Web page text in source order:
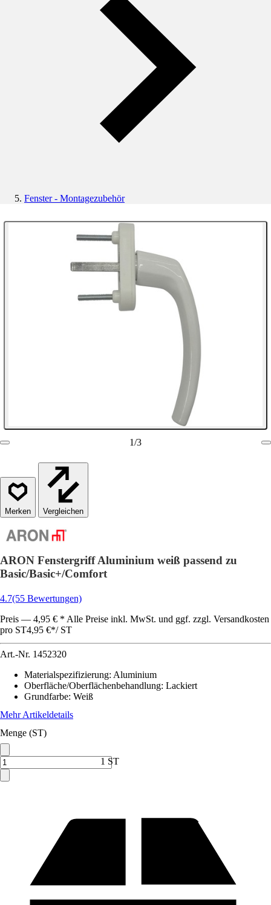
Fenster - Montagezubehör
1/3
Vergleichen
ARON Fenstergriff Aluminium weiß passend zu
Basic/Basic+/Comfort
4.7(55 Bewertungen)
Preis — 4,95 € * Alle Preise inkl. MwSt. und ggf. zzgl. Versandkosten
pro ST4,95 €*/ ST
Art.-Nr. 1452320
Materialspezifizierung: Aluminium
Oberfläche/Oberflächenbehandlung: Lackiert
Grundfarbe: Weiß
Mehr Artikeldetails
Menge (ST)
1 ST